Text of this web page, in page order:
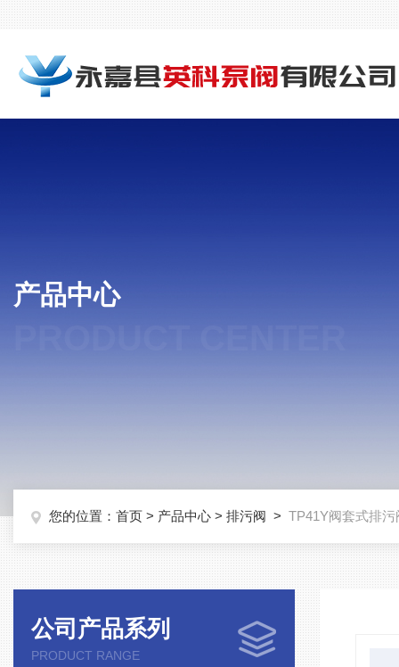
产品中心
您的位置： 首页 > 产品中心 > 排污阀 > TP41Y阀套式排污
公司产品系列
PRODUCT RANGE